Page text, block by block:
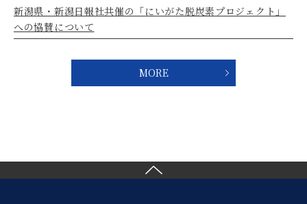
新潟県・新潟日報社共催の「にいがた脱炭素プロジェクト」
への協賛について
MORE